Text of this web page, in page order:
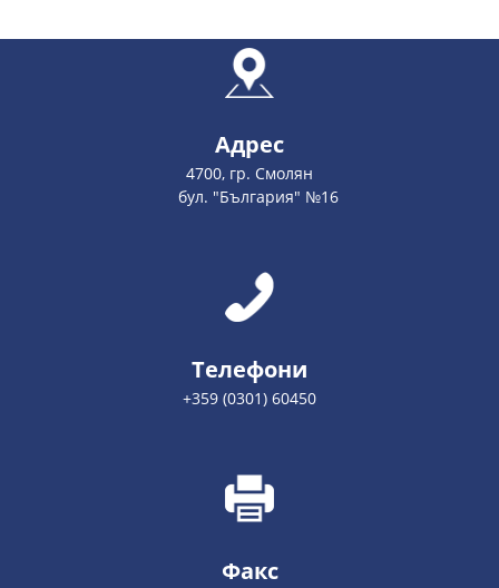
Адрес
4700, гр. Смолян
бул. "България" №16
Телефони
+359 (0301) 60450
Факс